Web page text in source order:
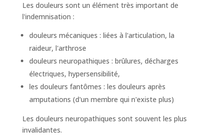
Les douleurs sont un élément très important de
l'indemnisation :
douleurs mécaniques : liées à l'articulation, la
raideur, l'arthrose
douleurs neuropathiques : brûlures, décharges
électriques, hypersensibilité,
les douleurs fantômes : les douleurs après
amputations (d'un membre qui n'existe plus)
Les douleurs neuropathiques sont souvent les plus
invalidantes.